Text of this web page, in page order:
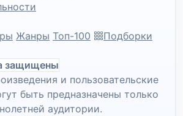
Жанры Топ-100
Подборки
защищены
и пользовательские
быть предназначены только
аудитории.